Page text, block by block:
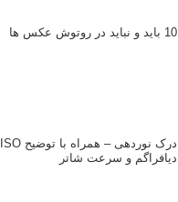
10 باید و نباید در روتوش عکس ها
دیافراگم و سرعت شاتر